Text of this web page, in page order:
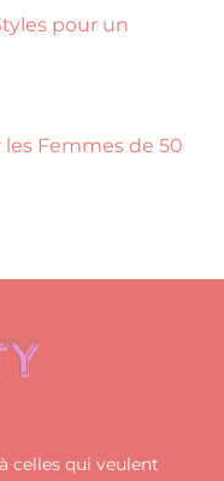
pour un
Femmes de 50
celles qui veulent